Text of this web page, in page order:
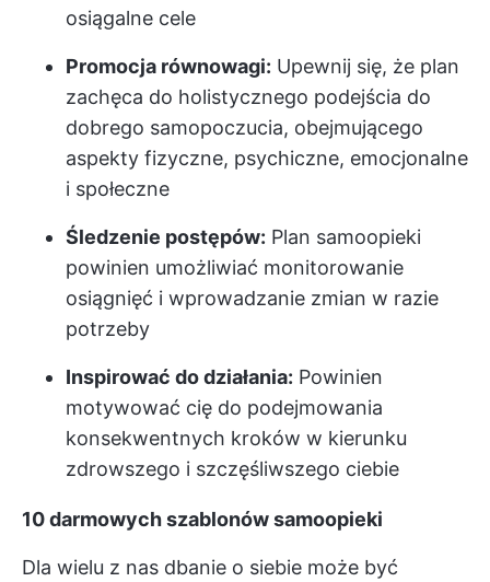
osiągalne cele
Promocja równowagi: Upewnij się, że plan
zachęca do holistycznego podejścia do
dobrego samopoczucia, obejmującego
aspekty fizyczne, psychiczne, emocjonalne
i społeczne
Śledzenie postępów: Plan samoopieki
powinien umożliwiać monitorowanie
osiągnięć i wprowadzanie zmian w razie
potrzeby
Inspirować do działania: Powinien
motywować cię do podejmowania
konsekwentnych kroków w kierunku
zdrowszego i szczęśliwszego ciebie
10 darmowych szablonów samoopieki
Dla wielu z nas dbanie o siebie może być